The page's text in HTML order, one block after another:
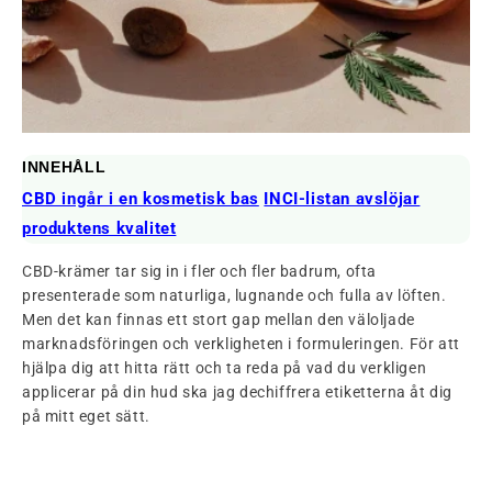
INNEHÅLL
CBD ingår i en kosmetisk bas INCI-listan avslöjar
produktens kvalitet
CBD-krämer tar sig in i fler och fler badrum, ofta
presenterade som naturliga, lugnande och fulla av löften.
Men det kan finnas ett stort gap mellan den väloljade
marknadsföringen och verkligheten i formuleringen. För att
hjälpa dig att hitta rätt och ta reda på vad du verkligen
applicerar på din hud ska jag dechiffrera etiketterna åt dig
på mitt eget sätt.